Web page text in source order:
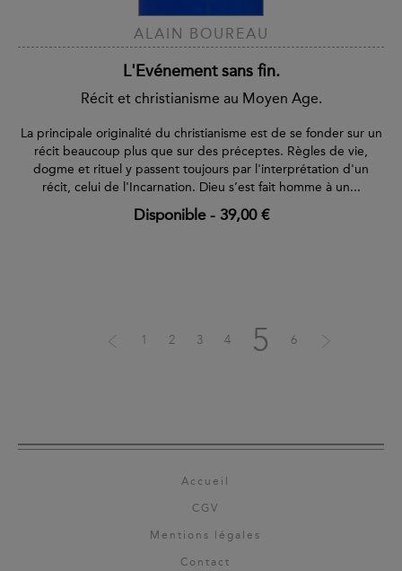
ALAIN BOUREAU
L'Evénement sans fin.
Récit et christianisme au Moyen Age.
La principale originalité du christianisme est de se fonder sur un
récit beaucoup plus que sur des préceptes. Règles de vie,
dogme et rituel y passent toujours par l'interprétation d'un
récit, celui de l'Incarnation. Dieu s’est fait homme à un...
Disponible- 39,00 €
1 2 3 4 5 6
Accueil
CGV
Mentions légales
Contact